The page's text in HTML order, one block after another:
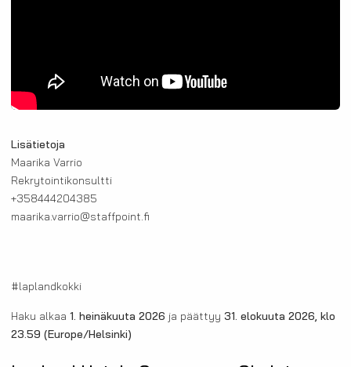
Lisätietoja
Maarika Varrio
Rekrytointikonsultti
+358444204385
maarika.varrio@staffpoint.fi
#laplandkokki
Haku alkaa 1. heinäkuuta 2026 ja päättyy 31. elokuuta 2026, klo
23.59 (Europe/Helsinki)